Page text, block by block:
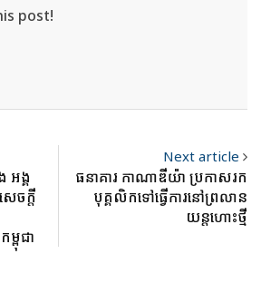
post!
អង្គ
ចក្តី
ពុជា
Next article
ធនាគារ កាណាឌីយ៉ា ប្រកាសរក
បុគ្គលិកទៅធ្វើការនៅព្រលាន
យន្តហោះថ្មី